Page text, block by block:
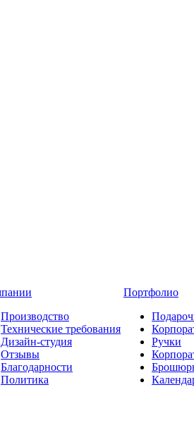
Производство
Технические требования
Дизайн-студия
Отзывы
Благодарности
Политика
Портфолио
Ручки